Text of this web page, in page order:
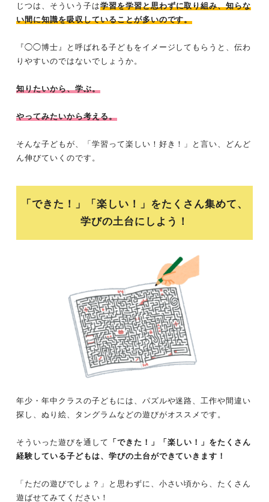
じつは、そういう子は学習を学習と思わずに取り組み、知らな
い間に知識を吸収していることが多いのです。
『◯◯博士』と呼ばれる子どもをイメージしてもらうと、伝わ
りやすいのではないでしょうか。
知りたいから、学ぶ。
やってみたいから考える。
そんな子どもが、「学習って楽しい！好き！」と言い、どんど
ん伸びていくのです。
「できた！」「楽しい！」をたくさん集めて、
学びの土台にしよう！
年少・年中クラスの子どもには、パズルや迷路、工作や間違い
探し、ぬり絵、タングラムなどの遊びがオススメです。
そういった遊びを通して 「できた！」「楽しい！」をたくさん
経験している子どもは、学びの土台ができていきます！
「ただの遊びでしょ？」と思わずに、小さい頃から、たくさん
遊ばせてみてください！